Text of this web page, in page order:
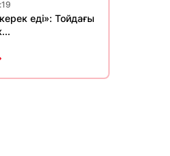
еді»: Тойдағы